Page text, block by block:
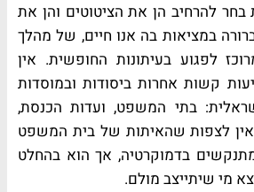
להרחיב הן את הציטוטים והן את
במציאות בה אנו חיים, של מהלך
לפגוע בעיתונות החופשית. אין
קשות אחרות ביסודות ובמוסדות
בתי המשפט, ועדות הכנסת,
אין לצפות שהאיתות של בית המשפט
בדמוקרטיה, אך הוא בהחלט
מי שיתייצב מולם.